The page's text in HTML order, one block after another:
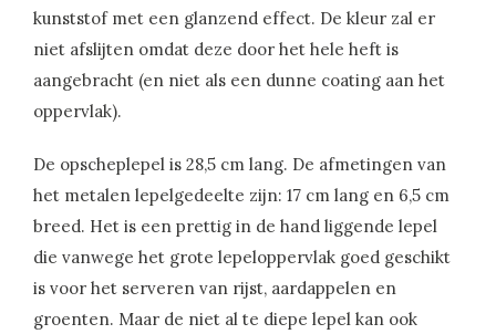
kunststof met een glanzend effect. De kleur zal er
niet afslijten omdat deze door het hele heft is
aangebracht (en niet als een dunne coating aan het
oppervlak).
De opscheplepel is 28,5 cm lang. De afmetingen van
het metalen lepelgedeelte zijn: 17 cm lang en 6,5 cm
breed. Het is een prettig in de hand liggende lepel
die vanwege het grote lepeloppervlak goed geschikt
is voor het serveren van rijst, aardappelen en
groenten. Maar de niet al te diepe lepel kan ook